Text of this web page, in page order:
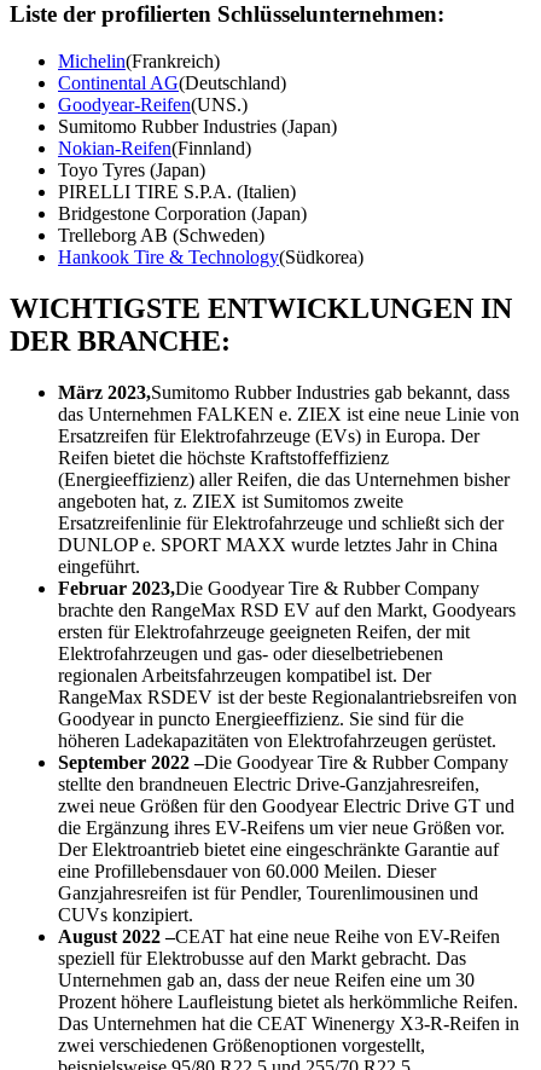
Liste der profilierten Schlüsselunternehmen:
Michelin(Frankreich)
Continental AG(Deutschland)
Goodyear-Reifen(UNS.)
Sumitomo Rubber Industries (Japan)
Nokian-Reifen(Finnland)
Toyo Tyres (Japan)
PIRELLI TIRE S.P.A. (Italien)
Bridgestone Corporation (Japan)
Trelleborg AB (Schweden)
Hankook Tire & Technology(Südkorea)
WICHTIGSTE ENTWICKLUNGEN IN
DER BRANCHE:
März 2023,Sumitomo Rubber Industries gab bekannt, dass
das Unternehmen FALKEN e. ZIEX ist eine neue Linie von
Ersatzreifen für Elektrofahrzeuge (EVs) in Europa. Der
Reifen bietet die höchste Kraftstoffeffizienz
(Energieeffizienz) aller Reifen, die das Unternehmen bisher
angeboten hat, z. ZIEX ist Sumitomos zweite
Ersatzreifenlinie für Elektrofahrzeuge und schließt sich der
DUNLOP e. SPORT MAXX wurde letztes Jahr in China
eingeführt.
Februar 2023,Die Goodyear Tire & Rubber Company
brachte den RangeMax RSD EV auf den Markt, Goodyears
ersten für Elektrofahrzeuge geeigneten Reifen, der mit
Elektrofahrzeugen und gas- oder dieselbetriebenen
regionalen Arbeitsfahrzeugen kompatibel ist. Der
RangeMax RSDEV ist der beste Regionalantriebsreifen von
Goodyear in puncto Energieeffizienz. Sie sind für die
höheren Ladekapazitäten von Elektrofahrzeugen gerüstet.
September 2022 –Die Goodyear Tire & Rubber Company
stellte den brandneuen Electric Drive-Ganzjahresreifen,
zwei neue Größen für den Goodyear Electric Drive GT und
die Ergänzung ihres EV-Reifens um vier neue Größen vor.
Der Elektroantrieb bietet eine eingeschränkte Garantie auf
eine Profillebensdauer von 60.000 Meilen. Dieser
Ganzjahresreifen ist für Pendler, Tourenlimousinen und
CUVs konzipiert.
August 2022 –CEAT hat eine neue Reihe von EV-Reifen
speziell für Elektrobusse auf den Markt gebracht. Das
Unternehmen gab an, dass der neue Reifen eine um 30
Prozent höhere Laufleistung bietet als herkömmliche Reifen.
Das Unternehmen hat die CEAT Winenergy X3-R-Reifen in
zwei verschiedenen Größenoptionen vorgestellt,